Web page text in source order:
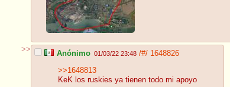
>> Anónimo 01/03/22 23:48 /#/ 1648826
>>1648813
KeK los ruskies ya tienen todo mi apoyo